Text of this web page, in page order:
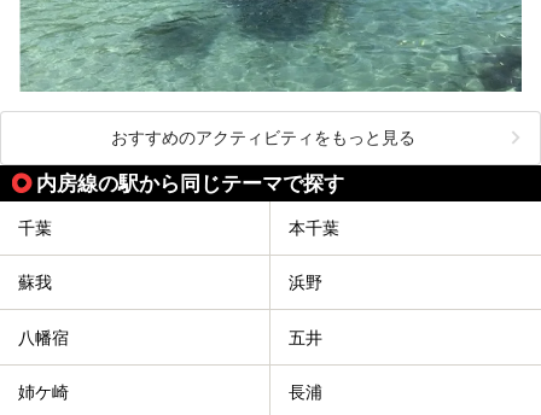
おすすめのアクティビティをもっと見る
内房線の駅から同じテーマで探す
千葉 本千葉
蘇我 浜野
八幡宿 五井
姉ケ崎 長浦